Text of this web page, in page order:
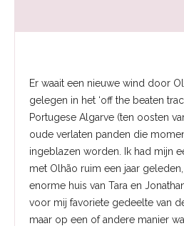
Er waait een nieuwe wind door
gelegen in het ‘off the beaten
Portugese Algarve (ten oosten
oude verlaten panden die
ingeblazen worden. Ik had mijn
met Olhão ruim een jaar
enorme huis van Tara en
voor mij favoriete gedeelte van
maar op een of andere manier